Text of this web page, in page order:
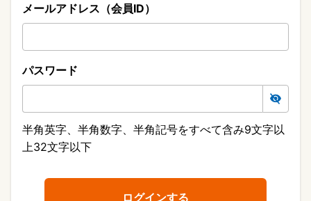
メールアドレス（会員ID）
パスワード
半角英字、半角数字、半角記号をすべて含み9文字以
上32文字以下